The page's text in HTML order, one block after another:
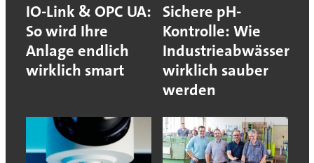
IO-Link & OPC UA:
So wird Ihre
Anlage endlich
wirklich smart
Sichere pH-
Kontrolle: Wie
Industrieabwässer
wirklich sauber
werden